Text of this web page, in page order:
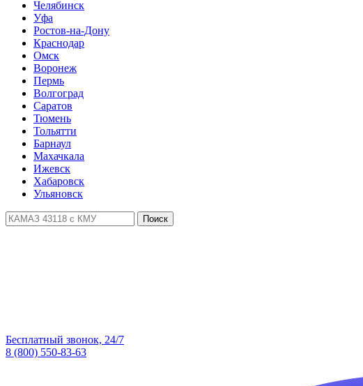
Челябинск
Уфа
Ростов-на-Дону
Краснодар
Омск
Воронеж
Пермь
Волгоград
Саратов
Тюмень
Тольятти
Барнаул
Махачкала
Ижевск
Хабаровск
Ульяновск
Поиск
Бесплатный звонок, 24/7
8 (800) 550-83-63